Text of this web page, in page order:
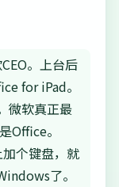
。上台后
for iPad。
微软真正最
Office。
个键盘，就
了。